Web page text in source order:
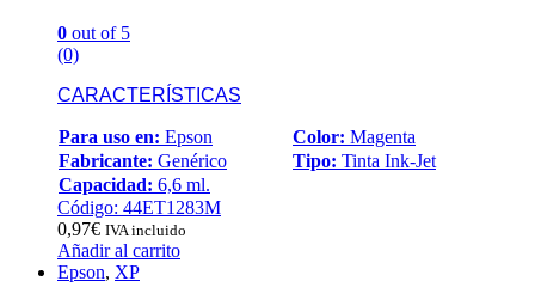
0 out of 5
(0)
CARACTERÍSTICAS
Para uso en: Epson Color: Magenta
Fabricante: Genérico Tipo: Tinta Ink-Jet
Capacidad: 6,6 ml.
Código: 44ET1283M
0,97€ IVA incluido
Añadir al carrito
Epson, XP